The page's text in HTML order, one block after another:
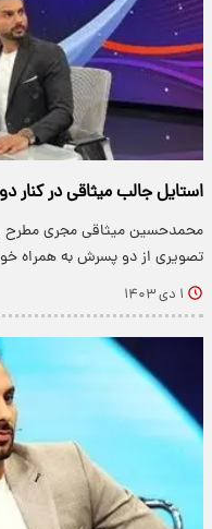
استایل جالب میثاقی در
محمدحسین میثاقی مجری مطرح
تصویری از دو پسرش به همراه
۱ دی ۱۴۰۳